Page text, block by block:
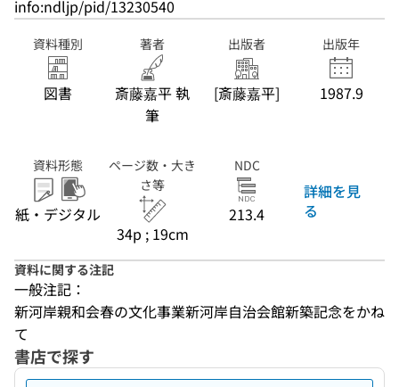
info:ndljp/pid/13230540
資料種別
図書
著者
斎藤嘉平 執
筆
出版者
[斎藤嘉平]
出版年
1987.9
資料形態
紙・デジタル
ページ数・大き
さ等
34p ; 19cm
NDC
213.4
詳細を見
る
資料に関する注記
一般注記：
新河岸親和会春の文化事業新河岸自治会館新築記念をかね
て
書店で探す